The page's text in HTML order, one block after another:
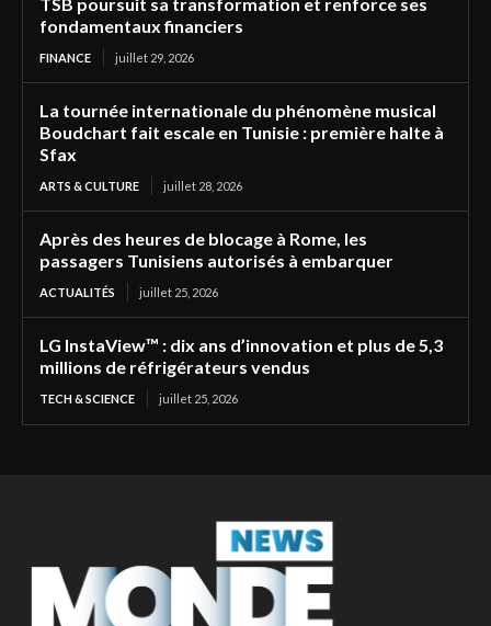
fondamentaux financiers
FINANCE juillet 29, 2026
La tournée internationale du phénomène musical
Boudchart fait escale en Tunisie : première halte à
Sfax
ARTS & CULTURE juillet 28, 2026
Après des heures de blocage à Rome, les
passagers Tunisiens autorisés à embarquer
ACTUALITÉS juillet 25, 2026
LG InstaView™ : dix ans d’innovation et plus de 5,3
millions de réfrigérateurs vendus
TECH & SCIENCE juillet 25, 2026